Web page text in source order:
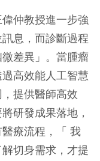
仲教授進一步強
息，而診斷過程
差異」。當腫瘤
高效能人工智慧
提供醫師高效
研發成果落地，
療流程，「 我
切身需求，才提